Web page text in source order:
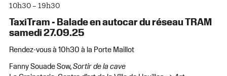
10h30 – 19h30
TaxiTram - Balade en autocar du réseau TRAM
samedi 27.09.25
Rendez-vous à 10h30 à la Porte Maillot
Fanny Souade Sow,Sortir de la cave